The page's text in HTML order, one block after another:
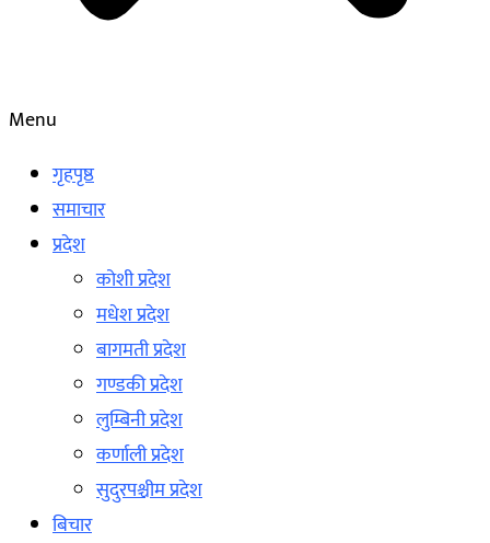
Menu
गृहपृष्ठ
समाचार
प्रदेश
कोशी प्रदेश
मधेश प्रदेश
बागमती प्रदेश
गण्डकी प्रदेश
लुम्बिनी प्रदेश
कर्णाली प्रदेश
सुदुरपश्चीम प्रदेश
बिचार